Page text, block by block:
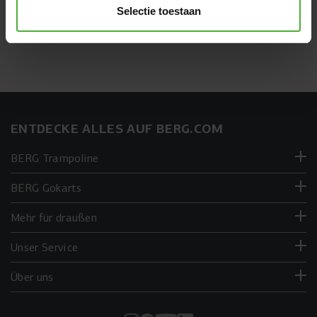
Selectie toestaan
Stelle deine Frage per Telefon
ENTDECKE ALLES AUF BERG.COM
BERG Trampoline
BERG Gokarts
Mehr für draußen
Unser Service
Über uns